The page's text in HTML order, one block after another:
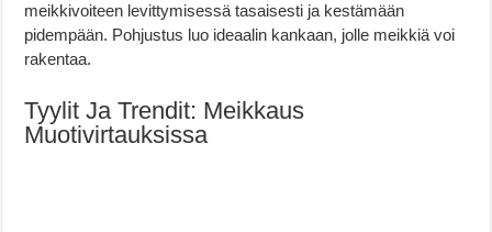
meikkivoiteen levittymisessä tasaisesti ja kestämään
pidempään. Pohjustus luo ideaalin kankaan, jolle meikkiä voi
rakentaa.
Tyylit Ja Trendit: Meikkaus
Muotivirtauksissa